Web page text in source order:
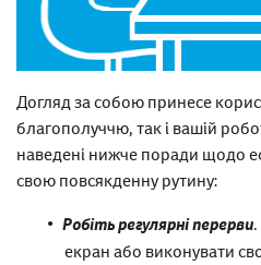
Догляд за собою принесе
благополуччю, так і вашій
наведені нижче поради щодо
свою повсякденну рутину:
Робіть регулярні перерви
екран або виконувати